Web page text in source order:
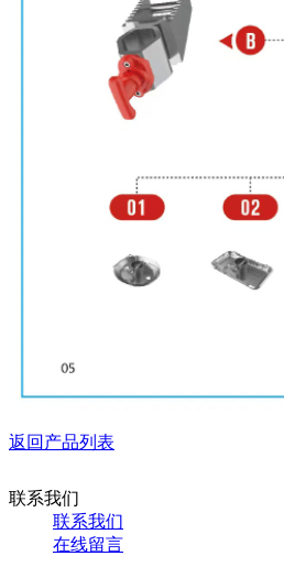
返回产品列表
联系我们
联系我们
在线留言